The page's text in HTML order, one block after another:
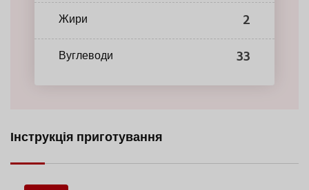
Жири 2
Вуглеводи 33
Інструкція приготування